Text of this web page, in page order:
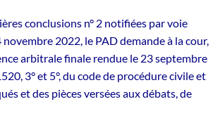
conclusions n° 2 notifiées par voie
2022, le PAD demande à la cour,
arbitrale finale rendue le 23 septembre
3° et 5°, du code de procédure civile et
et des pièces versées aux débats, de